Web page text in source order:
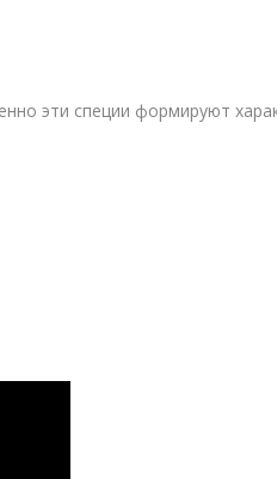
эти специи формируют